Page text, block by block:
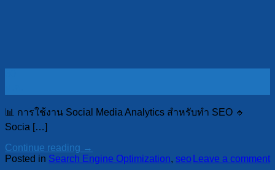
📊 การใช้งาน Social Media Analytics สำหรับทำ SEO 🔹
Socia […]
Continue reading →
Posted in Search Engine Optimization, seo
Leave a comment